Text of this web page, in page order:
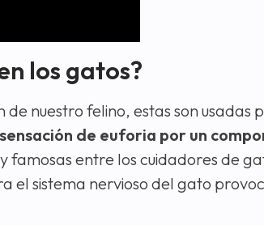
los gatos?
nuestro felino, estas son usadas
sensación de euforia por un
famosas entre los cuidadores de
el sistema nervioso del gato